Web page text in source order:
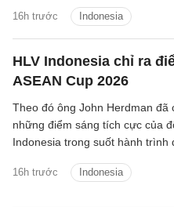
16h trước Indonesia
địch.
HLV Indonesia chỉ ra
ASEAN Cup 2026
16h trước Indonesia
Theo đó ông John Herdman đã
những điểm sáng tích cực của
Indonesia trong suốt hành trình